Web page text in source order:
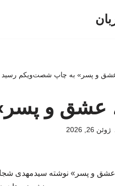
عشق و پسر» به چاپ شصت‌ویکم رسید
عشق و
ژوئن 26, 2026